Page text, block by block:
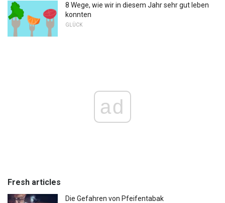
8 Wege, wie wir in diesem Jahr sehr gut leben
konnten
GLÜCK
ad
Fresh articles
Die Gefahren von Pfeifentabak